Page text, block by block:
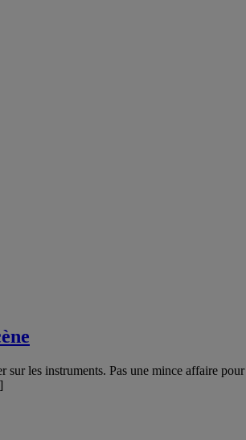
les instruments. Pas une mince affaire